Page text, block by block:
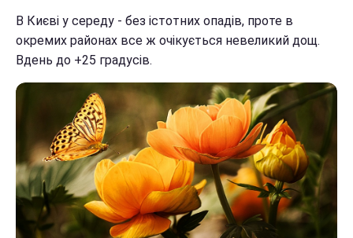
В Києві у середу - без істотних опадів, проте в
окремих районах все ж очікується невеликий дощ.
Вдень до +25 градусів.